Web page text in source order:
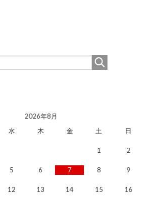
2026年8月
水 木 金 土 日
1 2
5 6 7 8 9
12 13 14 15 16